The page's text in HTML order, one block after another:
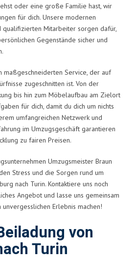
oder eine große Familie hast, wir
für dich. Unsere modernen
qualifizierten Mitarbeiter sorgen dafür,
Gegenstände sicher und
maßgeschneiderten Service, der auf
zugeschnitten ist. Von der
bis hin zum Möbelaufbau am Zielort
für dich, damit du dich um nichts
umfangreichen Netzwerk und
im Umzugsgeschäft garantieren
zu fairen Preisen.
Umzugsmeister Braun
Stress und die Sorgen rund um
nach Turin. Kontaktiere uns noch
Angebot und lasse uns gemeinsam
Erlebnis machen!
von
Turin